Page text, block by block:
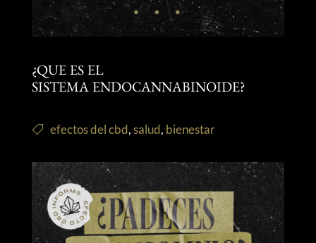
¿QUE ES EL
SISTEMA ENDOCANNABINOIDE?
efectos del cbd,salud, bienestar